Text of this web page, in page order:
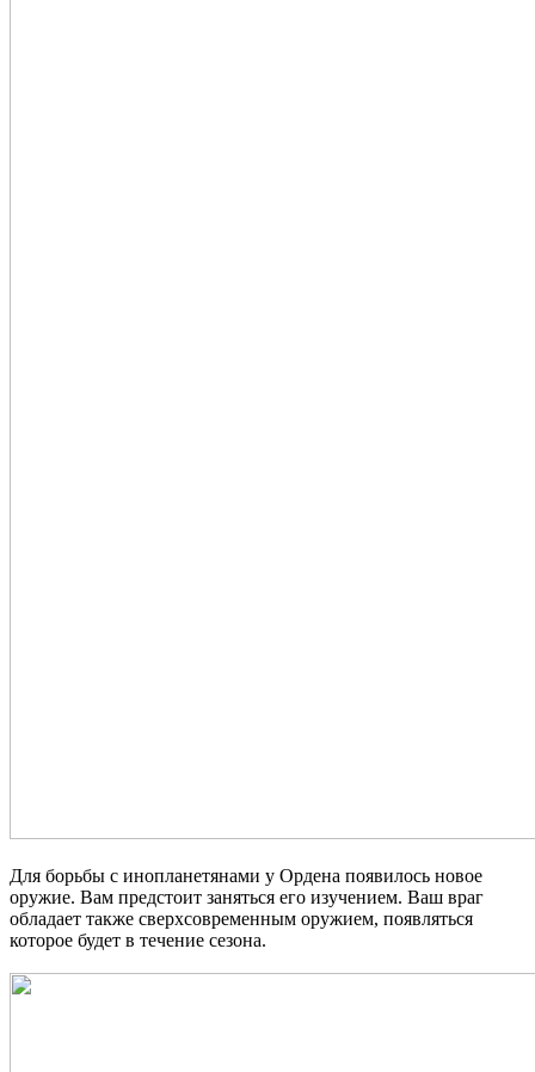
Для борьбы с инопланетянами у Ордена появилось новое
оружие. Вам предстоит заняться его изучением. Ваш враг
обладает также сверхсовременным оружием, появляться
которое будет в течение сезона.